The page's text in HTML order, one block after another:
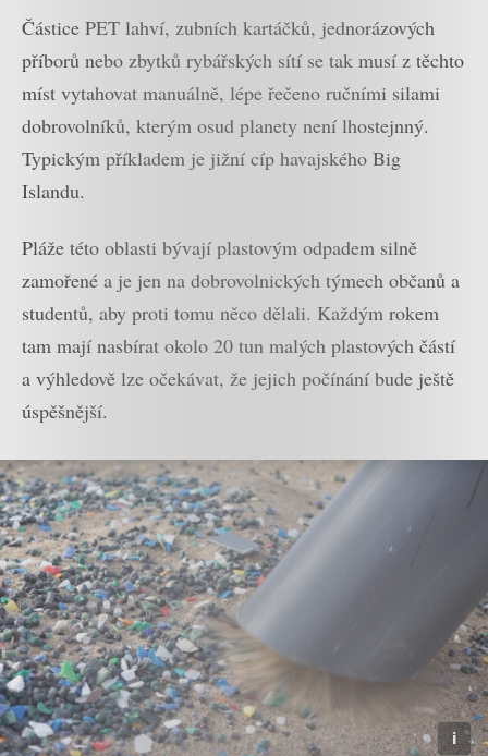
Částice PET lahví, zubních kartáčků, jednorázových
příborů nebo zbytků rybářských sítí se tak musí z těchto
míst vytahovat manuálně, lépe řečeno ručními silami
dobrovolníků, kterým osud planety není lhostejnný.
Typickým příkladem je jižní cíp havajského Big
Islandu.
Pláže této oblasti bývají plastovým odpadem silně
zamořené a je jen na dobrovolnických týmech občanů a
studentů, aby proti tomu něco dělali. Každým rokem
tam mají nasbírat okolo 20 tun malých plastových částí
a výhledově lze očekávat, že jejich počínání bude ještě
úspěšnější.